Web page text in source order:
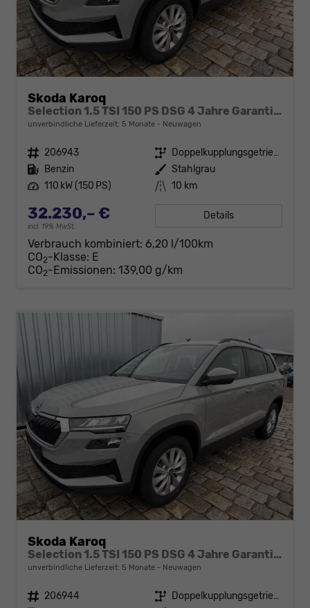
Skoda Karoq
Selection 1.5 TSI 150 PS DSG 4 Jahre Garantie-Anhängerkupplung-Keyless Start-AppleCarPlay-AndroidAuto-Sunset-Tempomat-2-Zonen-Klima-16''Alu
unverbindliche Lieferzeit: 5 Monate Neuwagen
Fahrzeugnr. 206943 Getriebe
Doppelkupplungsgetriebe (DSG)
Kraftstoff Benzin Außenfarbe Stahlgrau
Leistung 110 kW (150 PS) Kilometerstand 10 km
32.230,– €
incl. 19% MwSt.
Details
Verbrauch kombiniert: 6,20 l/100km
CO2-Klasse: E
CO2-Emissionen: 139,00 g/km
Skoda Karoq
Selection 1.5 TSI 150 PS DSG 4 Jahre Garantie-Anhängerkupplung-Keyless Start-AppleCarPlay-AndroidAuto-Sunset-Tempomat-2-Zonen-Klima-16''Alu
unverbindliche Lieferzeit: 5 Monate Neuwagen
Fahrzeugnr. 206944 Getriebe
Doppelkupplungsgetriebe (DSG)